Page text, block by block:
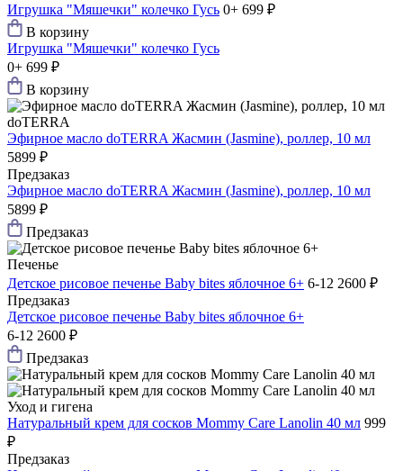
Игрушка "Мяшечки" колечко Гусь 0+ 699 ₽
В корзину
Игрушка "Мяшечки" колечко Гусь
0+ 699 ₽
В корзину
doTERRA
Эфирное масло doTERRA Жасмин (Jasmine), роллер, 10 мл
5899 ₽
Предзаказ
Эфирное масло doTERRA Жасмин (Jasmine), роллер, 10 мл
5899 ₽
Предзаказ
Печенье
Детское рисовое печенье Baby bites яблочное 6+ 6-12 2600 ₽
Предзаказ
Детское рисовое печенье Baby bites яблочное 6+
6-12 2600 ₽
Предзаказ
Уход и гигена
Натуральный крем для сосков Mommy Care Lanolin 40 мл 999
₽
Предзаказ